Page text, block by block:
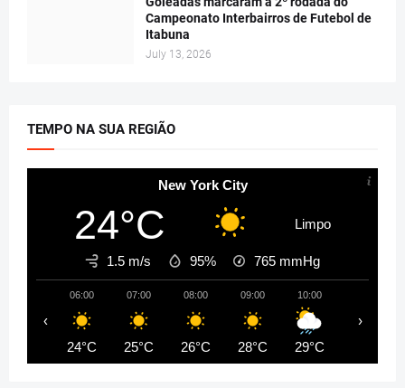
Campeonato Interbairros de Futebol de
Itabuna
July 13, 2026
TEMPO NA SUA REGIÃO
New York City
24°C Limpo
1.5 m/s 95% 765 mmHg
06:00
24°C
07:00
25°C
08:00
26°C
09:00
28°C
10:00
29°C
‹ ›